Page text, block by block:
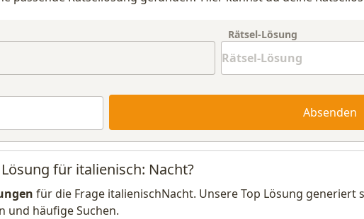
Rätsel-Lösung
Absenden
für italienisch: Nacht?
für die Frage italienischNacht. Unsere Top Lösung generiert
und häufige Suchen.